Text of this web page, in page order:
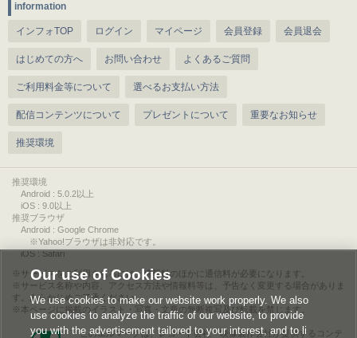
information
インフォTOP ログイン マイページ 会員登録 会員退会
はじめての方へ お問い合わせ よくあるご質問
ご利用料金等について 選べるお支払い方法
配信コンテンツについて プレゼントについて 重要なお知らせ
推奨環境
推奨環境
Android : 5.0.2以上
iOS : 9.0以上
推奨ブラウザ
Android : Google Chrome
※Yahoo!ブラウザは非対応です。
iOS : Safari
サービスをご利用されるには、情報料のほかに通信料が必要になります。
サービス名称や内容、アクセス方法や情報料等は、予告なく変更する場合がありま
す。あらかじめご了承ください。
本ページに掲載のイラスト・写真・文章の無断複写及び転載を禁じます。
このエルマークは、レコード会社・映像製作会社が提供するコンテ
Our use of Cookies
We use cookies to make our website work properly. We also
use cookies to analyze the traffic of our website, to provide
you with the advertisement tailored to your interest, and to li